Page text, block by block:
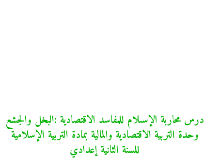
درس محاربة الإسىلام للمفاسد الاقتصادية :البخل والجشع
وحدة التربية الاقتصادية والمالية بمادة التربية الإسلامية
للسنة الثانية إعدادي